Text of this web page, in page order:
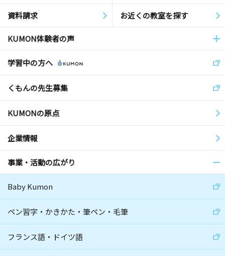
資料請求 お近くの教室を探す
KUMON体験者の声
学習中の方へ
くもんの先生募集
KUMONの原点
企業情報
事業・活動の広がり
Baby Kumon
ペン習字・かきかた・筆ペン・毛筆
フランス語・ドイツ語